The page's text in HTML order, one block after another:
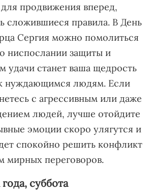
продвижения вперед,
сложившиеся правила. В День
Сергия можно помолиться
ниспослании защиты и
удачи станет ваша щедрость
нуждающимся людям. Если
с агрессивным или даже
людей, лучше отойдите
эмоции скоро улягутся и
спокойно решить конфликт
мирных переговоров.
суббота